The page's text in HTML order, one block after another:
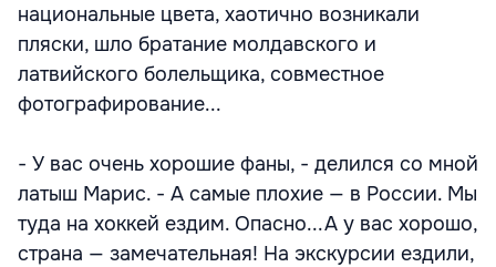
национальные цвета, хаотично возникали
пляски, шло братание молдавского и
латвийского болельщика, совместное
фотографирование...
- У вас очень хорошие фаны, - делился со мной
латыш Марис. - А самые плохие — в России. Мы
туда на хоккей ездим. Опасно...А у вас хорошо,
страна — замечательная! На экскурсии ездили,